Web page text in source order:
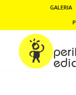
GALERIA